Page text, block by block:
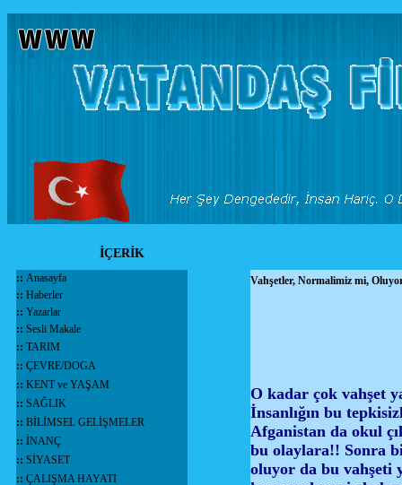
İÇERİK
:: Anasayfa
:: Haberler
:: Yazarlar
:: Sesli Makale
:: TARIM
:: ÇEVRE/DOGA
:: KENT ve YAŞAM
:: SAĞLIK
:: BİLİMSEL GELİŞMELER
:: İNANÇ
:: SİYASET
:: ÇALIŞMA HAYATI
Vahşetler, Normalimiz mi,
O kadar çok vahşet
İnsanlığın bu
Afganistan da okul
bu olaylara!! Sonra
oluyor da bu vahşeti